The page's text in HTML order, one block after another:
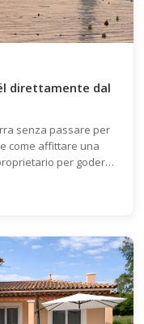
direttamente dal
senza passare per
come affittare una
per godere